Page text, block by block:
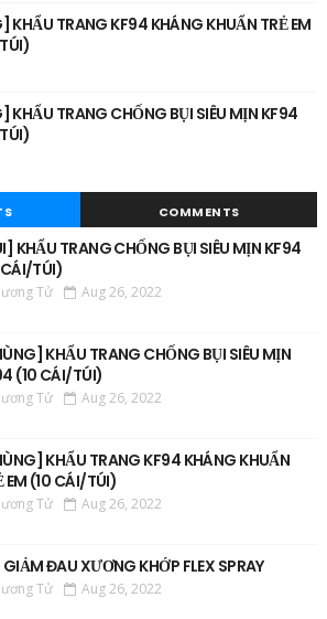
KHẨU TRANG KF94 KHÁNG KHUẨN TRẺ EM
KHẨU TRANG CHỐNG BỤI SIÊU MỊN KF94
COMMENTS
KHẨU TRANG CHỐNG BỤI SIÊU MỊN KF94
TÚI)
Tử Aug 26, 2022
KHẨU TRANG CHỐNG BỤI SIÊU MỊN
(10 CÁI/TÚI)
Tử Aug 26, 2022
KHẨU TRANG KF94 KHÁNG KHUẨN
EM (10 CÁI/TÚI)
Tử Aug 26, 2022
ĐAU XƯƠNG KHỚP FLEX SPRAY
Tử Aug 26, 2022